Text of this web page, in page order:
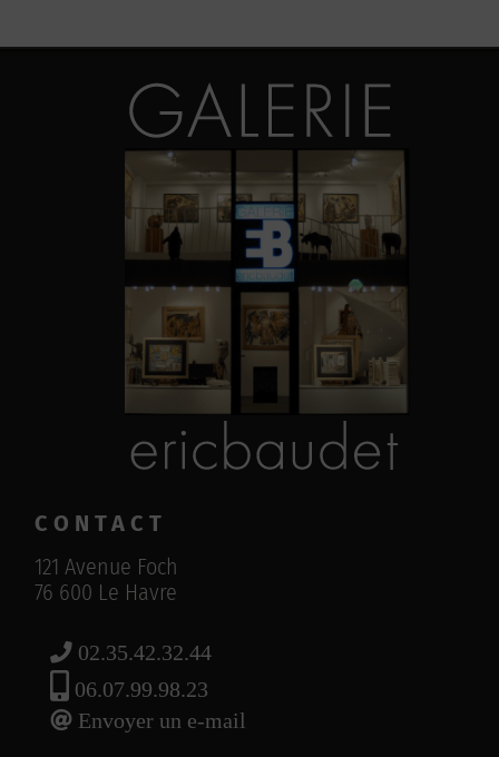
CONTACT
121 Avenue Foch
76 600 Le Havre
02.35.42.32.44
06.07.99.98.23
Envoyer un e-mail